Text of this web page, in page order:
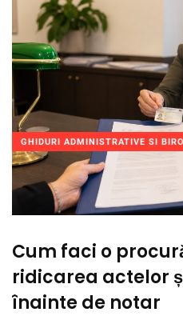
GHIDURI ADMINISTRATIVE SI
Cum faci o
ridicarea actelor
înainte de notar